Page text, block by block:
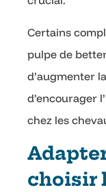
Certains
pulpe de
d’augmenter
d’encourager
chez les
choisir